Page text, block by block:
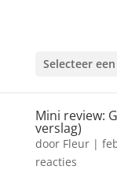
Selecteer
Mini review:
verslag)
door Fleur|
reacties